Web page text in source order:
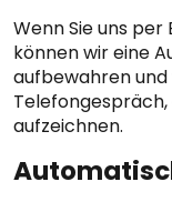
Wenn Sie uns
können wir eine
aufbewahren
aufzeichnen.